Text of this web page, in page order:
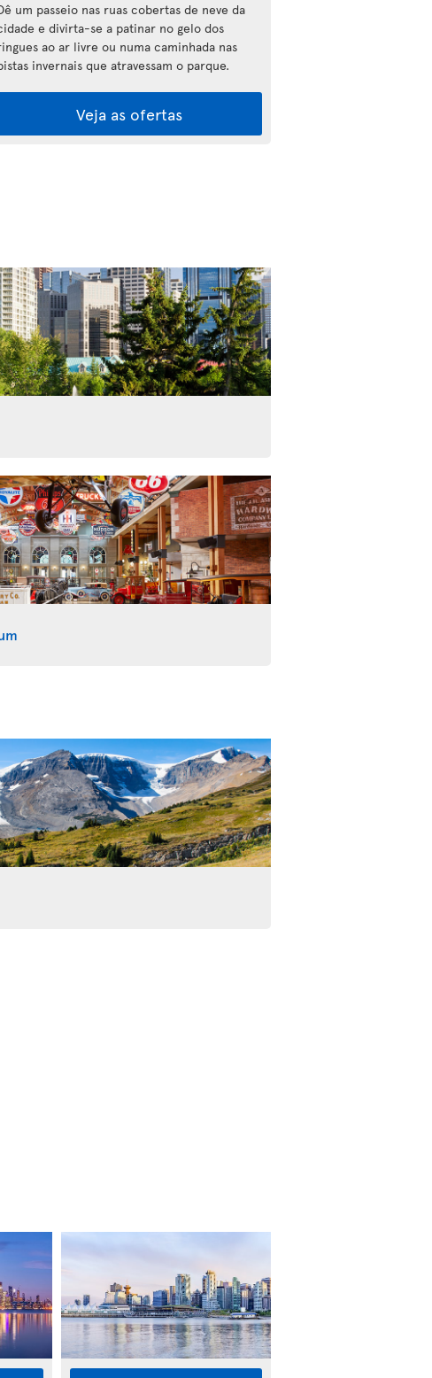
um passeio nas ruas cobertas de neve da
e divirta-se a patinar no gelo dos
ao ar livre ou numa caminhada nas
invernais que atravessam o parque.
Veja as ofertas